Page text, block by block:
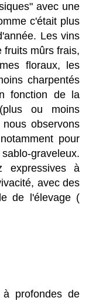
avec une
c'était plus
Les vins
fruits mûrs frais,
floraux, les
charpentés
fonction de la
ou moins
observons
pour
graveleux.
expressives à
avec des
de l'élevage (
profondes de